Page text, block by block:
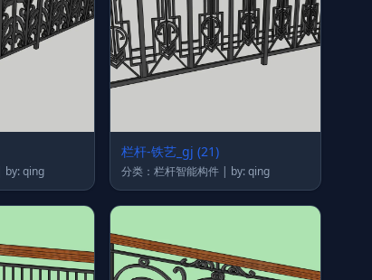
分类：栏杆智能构件 | by: qing
栏杆-铁艺_gj (21)
分类：栏杆智能构件 | by: qing